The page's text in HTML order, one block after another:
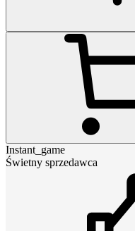
Instant_game
Świetny sprzedawca